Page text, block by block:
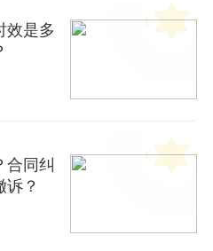
效是多
合同纠
？